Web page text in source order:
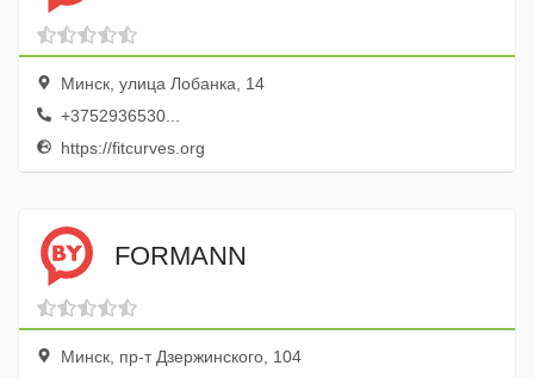
Минск, улица Лобанка, 14
+3752936530...
https://fitcurves.org
FORMANN
Минск, пр-т Дзержинского, 104